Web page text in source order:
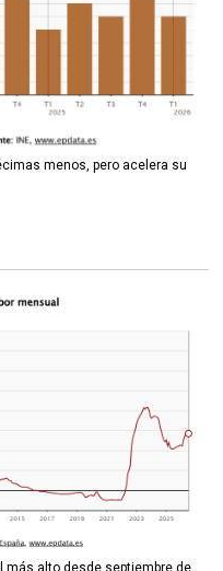
menos, pero acelera su
más alto desde septiembre de